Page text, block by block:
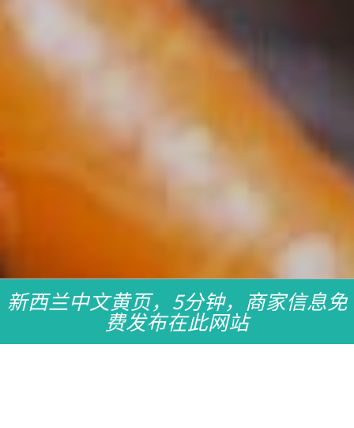
新西兰中文黄页，5分钟，商家信息免
费发布在此网站